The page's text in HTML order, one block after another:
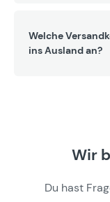
Welche
ins Ausland an?
Wir
Du hast